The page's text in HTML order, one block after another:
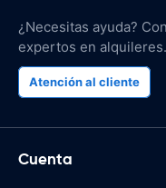
¿Necesitas ayuda?
expertos en alquileres.
Atención al cliente
Cuenta